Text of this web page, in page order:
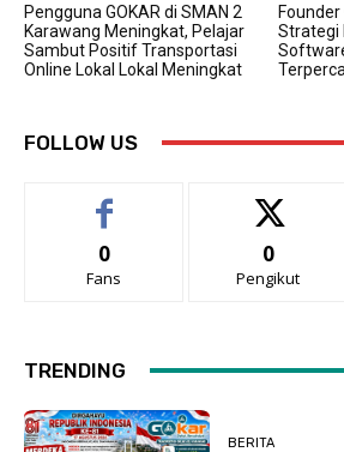
Pengguna GOKAR di SMAN 2
Karawang Meningkat, Pelajar
Sambut Positif Transportasi
Online Lokal Lokal Meningkat
Strategi
FOLLOW US
0
Fans
0
Pengikut
TRENDING
BERITA